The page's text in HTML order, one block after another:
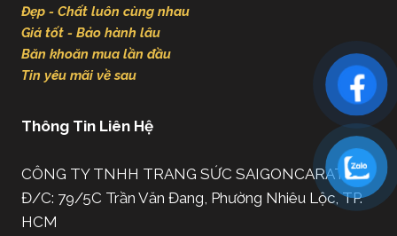
Đẹp - Chất luôn cùng nhau
Giá tốt - Bảo hành lâu
Băn khoăn mua lần đầu
Tin yêu mãi về sau
Thông Tin Liên Hệ
CÔNG TY TNHH TRANG SỨC SAIGONCARAT
Đ/C: 79/5C Trần Văn Đang, Phường Nhiêu Lộc, TP.
HCM